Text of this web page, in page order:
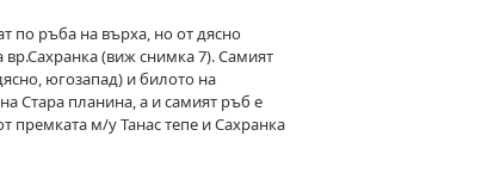
по ръба на върха, но от дясно
(виж снимка 7). Самият
югозапад) и билото на
Стара планина, а и самият ръб е
премката м/у Танас тепе и Сахранка